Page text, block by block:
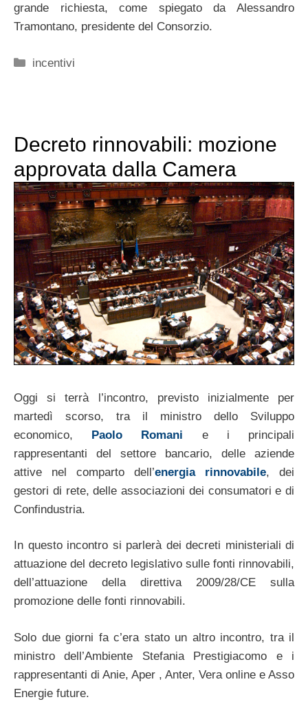
grande richiesta, come spiegato da Alessandro
Tramontano, presidente del Consorzio.
Categorie
incentivi
Decreto rinnovabili: mozione
approvata dalla Camera
Oggi si terrà l’incontro, previsto inizialmente per
martedì scorso, tra il ministro dello Sviluppo
economico, Paolo Romani e i principali
rappresentanti del settore bancario, delle aziende
attive nel comparto dell’energia rinnovabile, dei
gestori di rete, delle associazioni dei consumatori e di
Confindustria.
In questo incontro si parlerà dei decreti ministeriali di
attuazione del decreto legislativo sulle fonti rinnovabili,
dell’attuazione della direttiva 2009/28/CE sulla
promozione delle fonti rinnovabili.
Solo due giorni fa c’era stato un altro incontro, tra il
ministro dell’Ambiente Stefania Prestigiacomo e i
rappresentanti di Anie, Aper , Anter, Vera online e Asso
Energie future.